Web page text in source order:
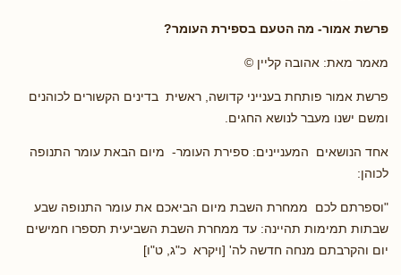
פרשת אמור- מה הטעם בספירת העומר?
מאמר מאת: אהובה קליין ©
פרשת אמור פותחת בענייני קדושה, ראשית בדינים הקשורים לכוהנים
ומשם ישנו מעבר לנושא החגים.
אחד הנושאים המעניינים: ספירת העומר- מיום הבאת עומר התנופה
לכוהן:
"וספרתם לכם ממחרת השבת מיום הביאכם את עומר התנופה שבע
שבתות תמימות תהיינה: עד ממחרת השבת השביעית תספרו חמישים
יום והקרבתם מנחה חדשה לה' [ויקרא כ"ג, ט"ו]